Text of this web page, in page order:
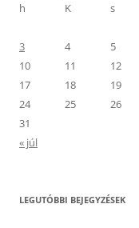
h
K s
3
4 5
10
11 12
17
18 19
24
25 26
31
« júl
LEGUTÓBBI BEJEGYZÉSEK